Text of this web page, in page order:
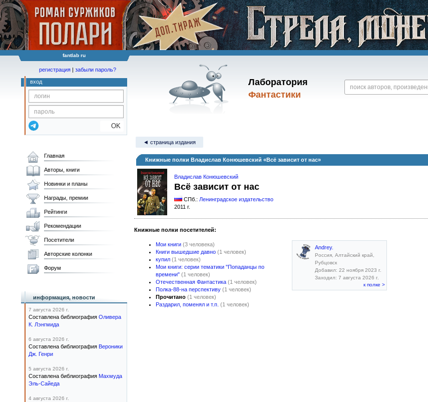
fantlab ru
Лаборатория
Фантастики
регистрация | забыли пароль?
вход
OK
◄ страница издания
Книжные полки Владислав Конюшевский «Всё зависит от нас»
Владислав Конюшевский
Всё зависит от нас
СПб.: Ленинградское издательство
2011 г.
Книжные полки посетителей:
Мои книги (3 человека)
Книги вышедшие давно (1 человек)
купил (1 человек)
Мои книги: серии тематики "Попаданцы по
времени" (1 человек)
Отечественная Фантастика (1 человек)
Полка-88-на перспективу (1 человек)
Прочитано (1 человек)
Раздарил, поменял и т.п. (1 человек)
Andrey.
Россия, Алтайский край,
Рубцовск
Добавил: 22 ноября 2023 г.
Заходил: 7 августа 2026 г.
к полке >
Главная
Авторы, книги
Новинки и планы
Награды, премии
Рейтинги
Рекомендации
Посетители
Авторские колонки
Форум
информация, новости
7 августа 2026 г.
Составлена библиография Оливера
К. Лэнгмида
6 августа 2026 г.
Составлена библиография Вероники
Дж. Генри
5 августа 2026 г.
Составлена библиография Махмуда
Эль-Сайеда
4 августа 2026 г.